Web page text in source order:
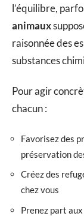
l’équilibre,
animaux
raisonnée des
substances
Pour agir
chacun :
Favorisez des
préservation
Créez des
chez vous
Prenez part